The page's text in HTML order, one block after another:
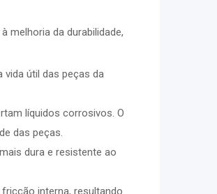
melhoria da durabilidade,
útil das peças da
líquidos corrosivos. O
das peças.
dura e resistente ao
interna, resultando